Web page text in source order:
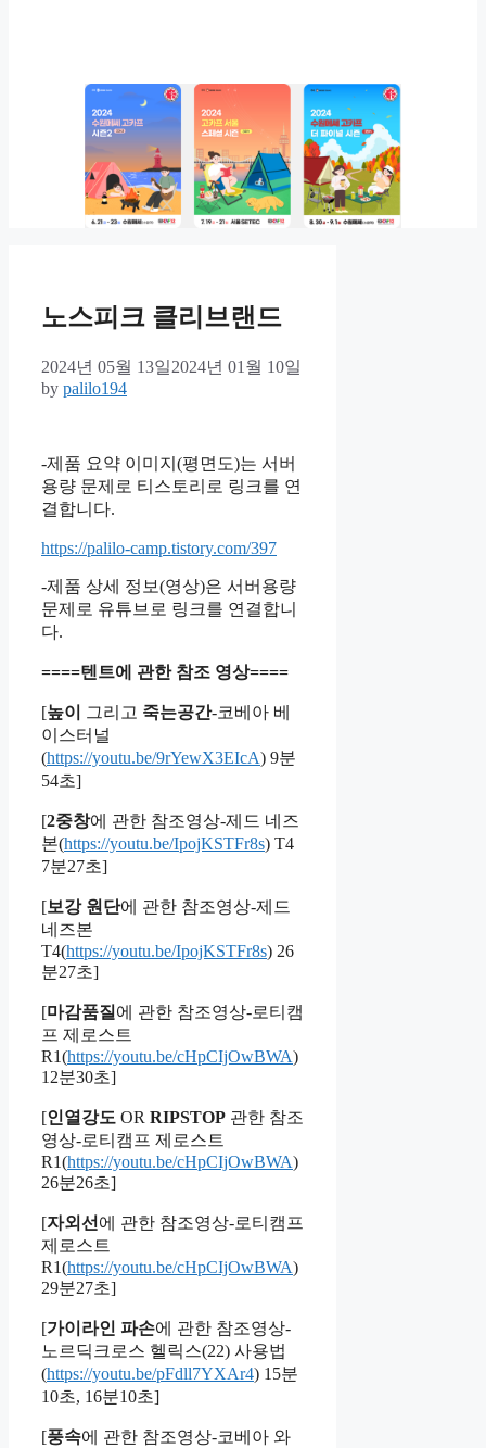
노스피크 클리브랜드
2024년 05월 13일2024년 01월 10일
by palilo194
-제품 요약 이미지(평면도)는 서버
용량 문제로 티스토리로 링크를 연
결합니다.
https://palilo-camp.tistory.com/397
-제품 상세 정보(영상)은 서버용량
문제로 유튜브로 링크를 연결합니
다.
====텐트에 관한 참조 영상====
[높이 그리고 죽는공간-코베아 베
이스터널
(https://youtu.be/9rYewX3EIcA) 9분
54초]
[2중창에 관한 참조영상-제드 네즈
본(https://youtu.be/IpojKSTFr8s) T4
7분27초]
[보강 원단에 관한 참조영상-제드
네즈본
T4(https://youtu.be/IpojKSTFr8s) 26
분27초]
[마감품질 에 관한 참조영상-로티캠
프 제로스트
R1(https://youtu.be/cHpCIjOwBWA)
12분30초]
[인열강도 OR RIPSTOP 관한 참조
영상-로티캠프 제로스트
R1(https://youtu.be/cHpCIjOwBWA)
26분26초]
[자외선 에 관한 참조영상-로티캠프
제로스트
R1(https://youtu.be/cHpCIjOwBWA)
29분27초]
[가이라인 파손에 관한 참조영상-
노르딕크로스 헬릭스(22) 사용법
(https://youtu.be/pFdll7YXAr4) 15분
10초, 16분10초]
[풍속에 관한 참조영상-코베아 와